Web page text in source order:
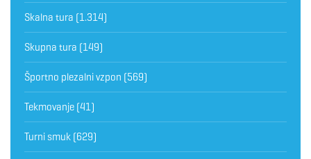
Skalna tura (1.314)
Skupna tura (149)
Športno plezalni vzpon (569)
Tekmovanje (41)
Turni smuk (629)